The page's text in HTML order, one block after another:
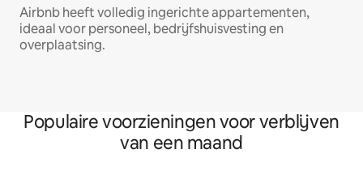
Airbnb heeft volledig ingerichte appartementen,
ideaal voor personeel, bedrijfshuisvesting en
overplaatsing.
Populaire voorzieningen voor verblijven
van een maand